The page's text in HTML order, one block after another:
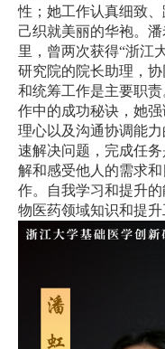
性；她工作认真细致
己织就美丽的华袍。
里，曾两次获得“浙江
研究院的院长助理，
和统筹工作是主要职
作中的成功秘诀，她
理心以及沟通协调能
速解决问题，完成任
解和感受他人的需求
作。自我学习和提升
物医药领域知识和提升